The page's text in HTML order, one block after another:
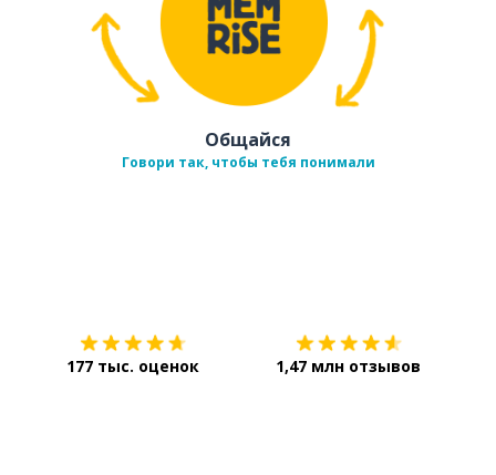
Общайся
Говори так, чтобы тебя понимали
177 тыс. оценок 1,47 млн отзывов